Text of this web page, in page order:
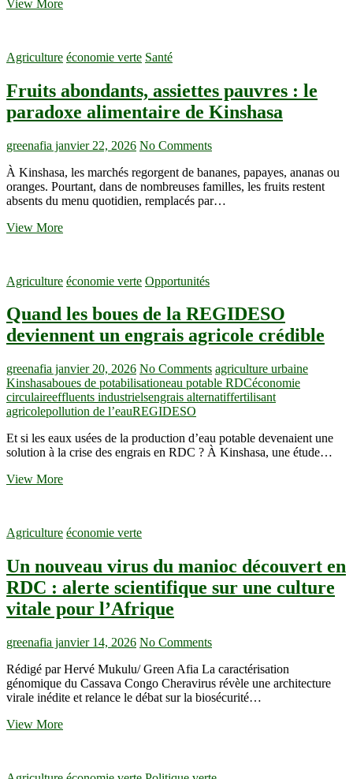
View More
Kivu
quand
l’écorce
médicinale
les
mais
fragilise
la
Agriculture économie verte Santé
Fruits abondants, assiettes pauvres : le
paradoxe alimentaire de Kinshasa
greenafia janvier 22, 2026 No Comments
À Kinshasa, les marchés regorgent de bananes, papayes, ananas ou
oranges. Pourtant, dans de nombreuses familles, les fruits restent
absents du menu quotidien, remplacés par…
View MoreFruits
:
paradoxe
alimentaire
de
Agriculture économie verte Opportunités
Quand les boues de la REGIDESO
deviennent un engrais agricole crédible
greenafia janvier 20, 2026 No Comments agriculture urbaine
Kinshasaboues de potabilisationeau potable RDCéconomie
circulaireeffluents industrielsengrais alternatiffertilisant
agricolepollution de l’eauREGIDESO
Et si les eaux usées de la production d’eau potable devenaient une
solution à la crise des engrais en RDC ? À Kinshasa, une étude…
View MoreQuand
la
deviennent
un
engrais
agricole
crédible
Agriculture économie verte
Un nouveau virus du manioc découvert en
RDC : alerte scientifique sur une culture
vitale pour l’Afrique
greenafia janvier 14, 2026 No Comments
Rédigé par Hervé Mukulu/ Green Afia La caractérisation
génomique du Cassava Congo Cheravirus révèle une architecture
virale inédite et relance le débat sur la biosécurité…
View MoreUn